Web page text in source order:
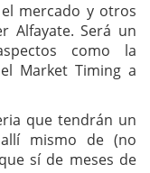
mercado y otros
Alfayate. Será un
como la
Market Timing a
que tendrán un
mismo de (no
sí de meses de